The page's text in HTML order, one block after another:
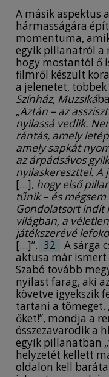
A másik aspektus
hármasságára
momentuma,
egyik pillanatról a
hogy mostantól ő
filmről készült
a jelenetet, többek
Színház, Muzsiká
„Aztán – az
nyilassá vedlik.
rántás, amely
amely sapkát
az árpádsávos
nyilaskereszttel. A
[…], hogy első
tűnik – és
Gondolatsort indít
világban, a
játékszerévé
[…]”. 32
A sárga
aktusa már ismert
Szabó tovább
nyilast farag, aki
követve igyekszik
tartani a tömeget.
őket!”, mondja a
összezavarodik a
egyik pillanatban
helyzetét kellett
oldalon kell